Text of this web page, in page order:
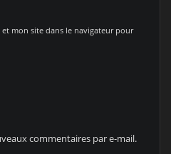
mon site dans le navigateur pour
commentaires par e-mail.